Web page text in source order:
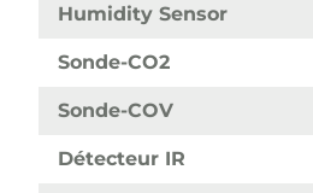
Humidity Sensor
Sonde-CO2
Sonde-COV
Détecteur IR